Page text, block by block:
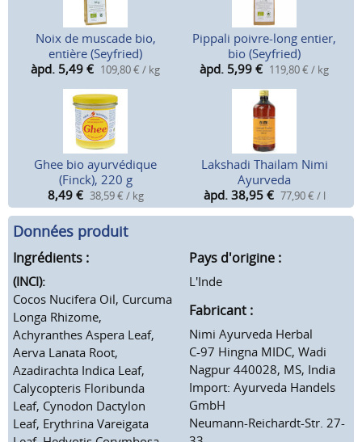
Noix de muscade bio,
entière (Seyfried)
àpd. 5,49 € 109,80 € / kg
Pippali poivre-long entier,
bio (Seyfried)
àpd. 5,99 € 119,80 € / kg
Ghee bio ayurvédique
(Finck), 220 g
8,49 € 38,59 € / kg
Lakshadi Thailam Nimi
Ayurveda
àpd. 38,95 € 77,90 € / l
Données produit
Ingrédients :
(INCI):
Cocos Nucifera Oil, Curcuma
Longa Rhizome,
Achyranthes Aspera Leaf,
Aerva Lanata Root,
Azadirachta Indica Leaf,
Calycopteris Floribunda
Leaf, Cynodon Dactylon
Leaf, Erythrina Vareigata
Pays d'origine :
L'Inde
Fabricant :
Nimi Ayurveda Herbal
C-97 Hingna MIDC, Wadi
Nagpur 440028, MS, India
Import: Ayurveda Handels
GmbH
Neumann-Reichardt-Str. 27-